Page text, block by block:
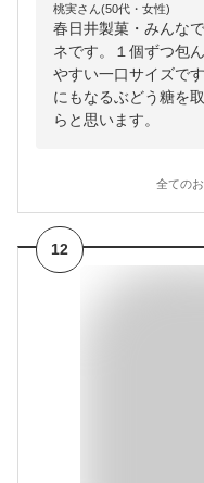
桃実さん(50代・女性)
春日井製菓・みんな
ネです。１個ずつ包
やすい一口サイズで
にもなるぶどう糖を
らと思います。
全ての
12